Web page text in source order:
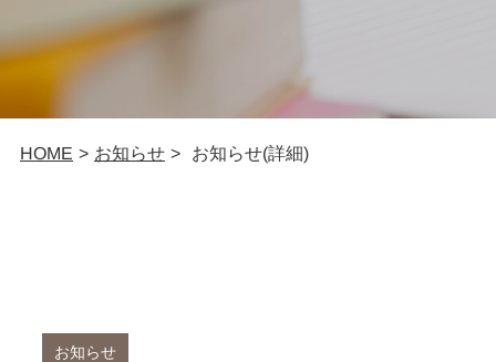
HOME > お知らせ > お知らせ(詳細)
お知らせ